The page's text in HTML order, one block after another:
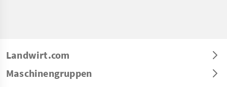
Landwirt.com
Maschinengruppen